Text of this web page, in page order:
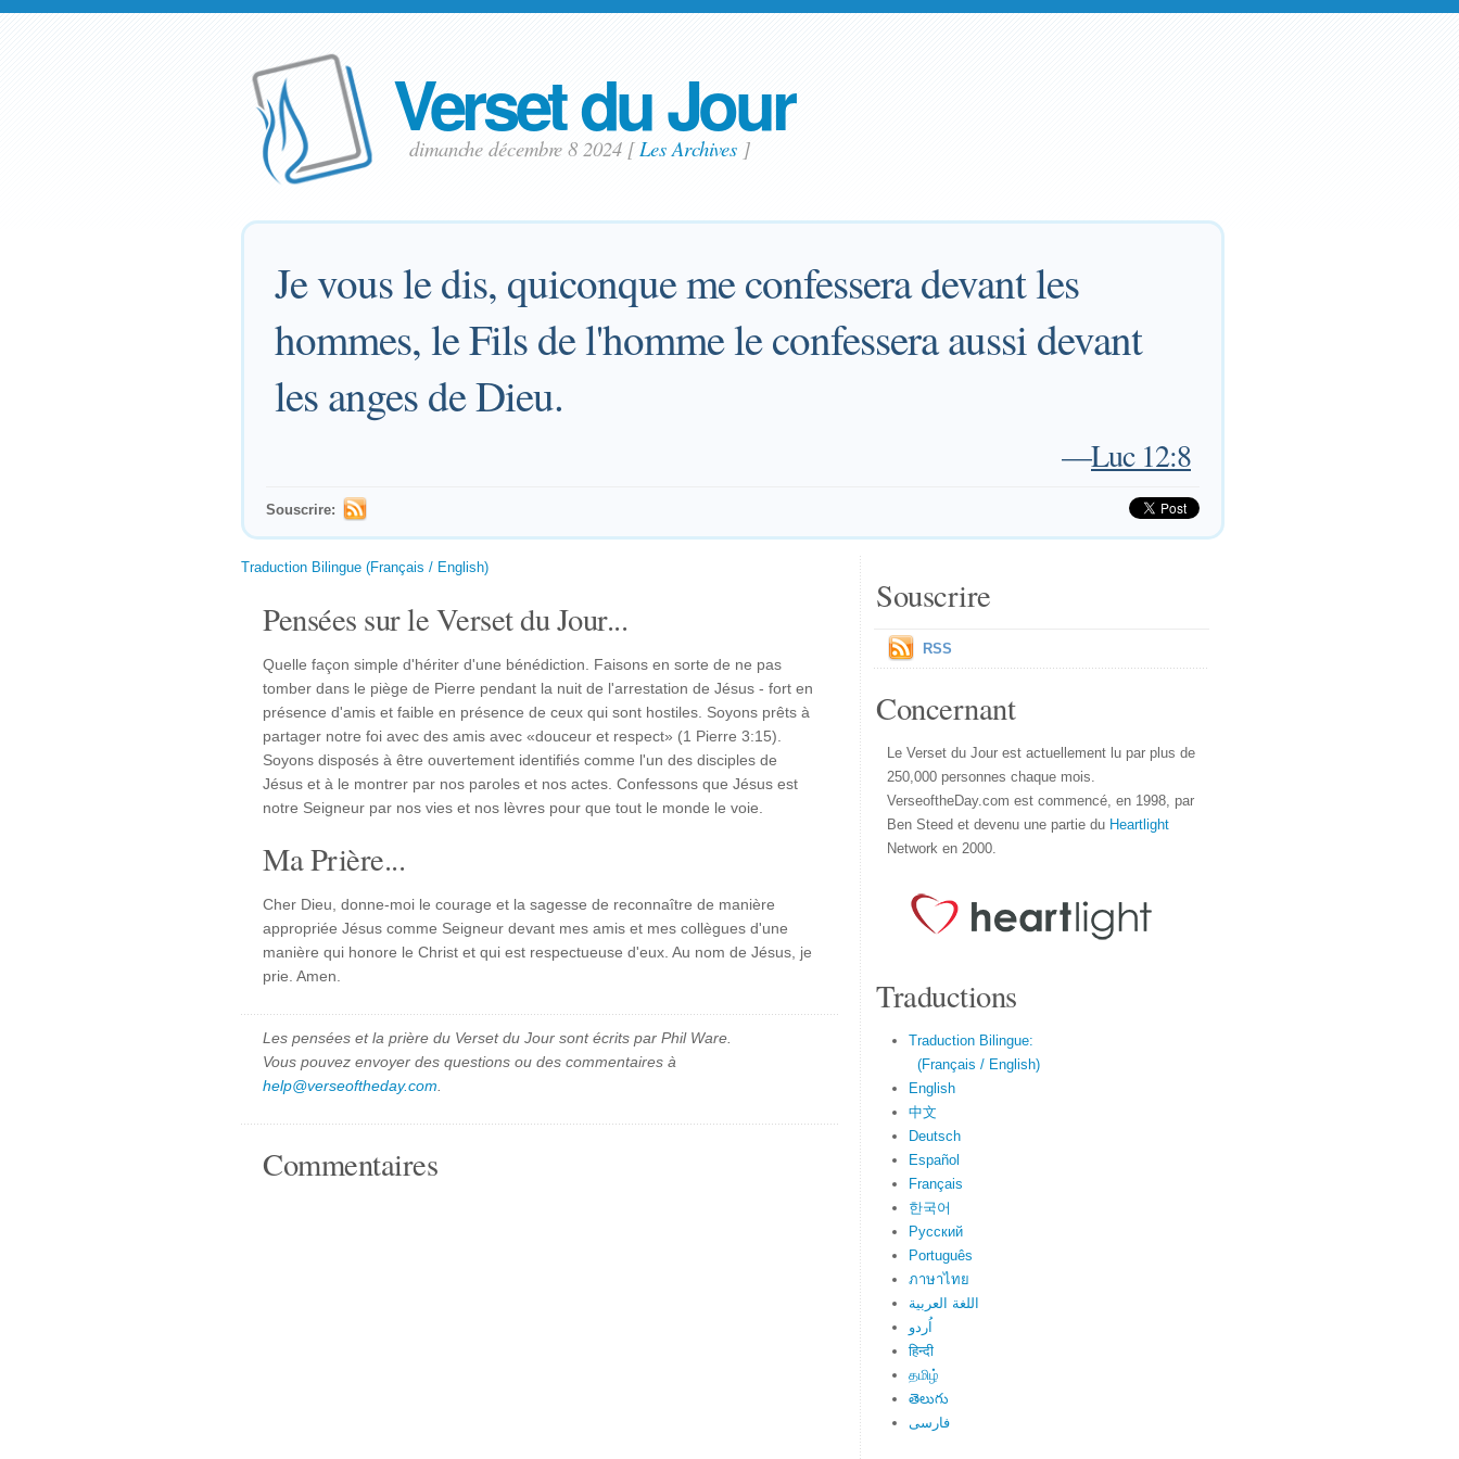
Verset du Jour
dimanche décembre 8 2024 [Les Archives ]
Je vous le dis, quiconque me confessera devant les
hommes, le Fils de l'homme le confessera aussi devant
les anges de Dieu.
—Luc 12:8
Souscrire:
Traduction Bilingue (Français / English)
Pensées sur le Verset du Jour...
Quelle façon simple d'hériter d'une bénédiction. Faisons en sorte de ne pas
tomber dans le piège de Pierre pendant la nuit de l'arrestation de Jésus - fort en
présence d'amis et faible en présence de ceux qui sont hostiles. Soyons prêts à
partager notre foi avec des amis avec «douceur et respect» (1 Pierre 3:15).
Soyons disposés à être ouvertement identifiés comme l'un des disciples de
Jésus et à le montrer par nos paroles et nos actes. Confessons que Jésus est
notre Seigneur par nos vies et nos lèvres pour que tout le monde le voie.
Ma Prière...
Cher Dieu, donne-moi le courage et la sagesse de reconnaître de manière
appropriée Jésus comme Seigneur devant mes amis et mes collègues d'une
manière qui honore le Christ et qui est respectueuse d'eux. Au nom de Jésus, je
prie. Amen.
Les pensées et la prière du Verset du Jour sont écrits par Phil Ware.
Vous pouvez envoyer des questions ou des commentaires à
help@verseoftheday.com
Commentaires
Souscrire
RSS
Concernant
Le Verset du Jour est actuellement lu par plus de
250,000 personnes chaque mois.
VerseoftheDay.com est commencé, en 1998, par
Ben Steed et devenu une partie du Heartlight
Network en 2000.
Traductions
Traduction Bilingue:
(Français / English)
English
中文
Deutsch
Español
Français
한국어
Русский
Português
ภาษาไทย
اللغة العربية
اُردو
हिन्दी
தமிழ்
తెలుగు
فارسی